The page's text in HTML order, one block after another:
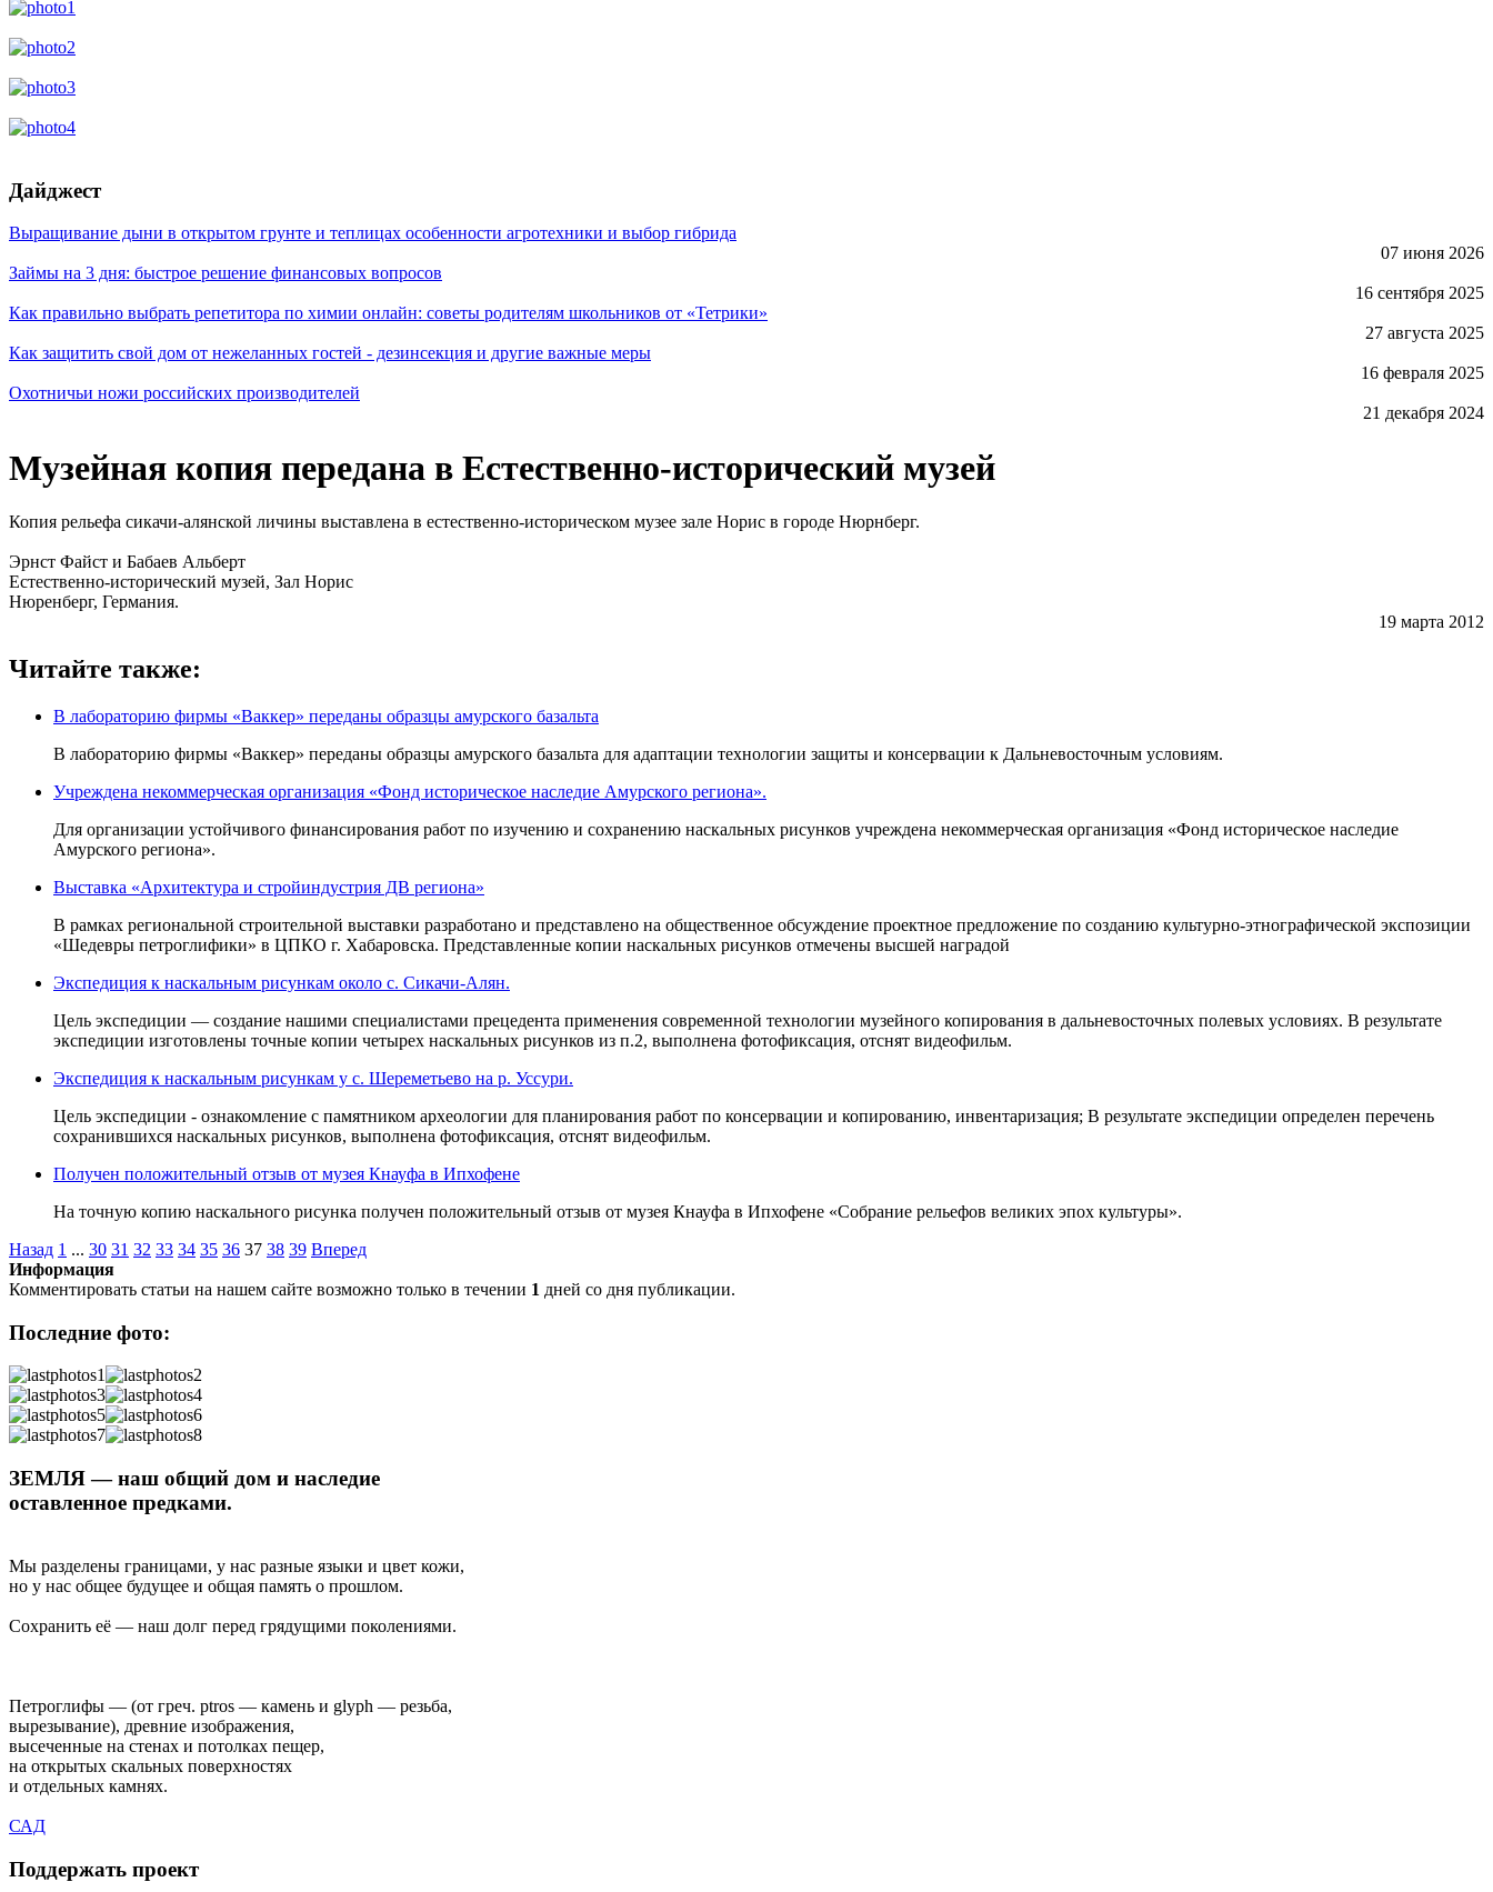
Дайджест
Выращивание дыни в открытом грунте и теплицах особенности агротехники и выбор гибрида
07 июня 2026
Займы на 3 дня: быстрое решение финансовых вопросов
16 сентября 2025
Как правильно выбрать репетитора по химии онлайн: советы родителям школьников от «Тетрики»
27 августа 2025
Как защитить свой дом от нежеланных гостей - дезинсекция и другие важные меры
16 февраля 2025
Охотничьи ножи российских производителей
21 декабря 2024
Музейная копия передана в Естественно-исторический музей
Копия рельефа сикачи-алянской личины выставлена в естественно-историческом музее зале Норис в городе Нюрнберг.
Эрнст Файст и Бабаев Альберт
Естественно-исторический музей, Зал Норис
Нюренберг, Германия.
19 марта 2012
Читайте также:
В лабораторию фирмы «Ваккер» переданы образцы амурского базальта
В лабораторию фирмы «Ваккер» переданы образцы амурского базальта для адаптации технологии защиты и консервации к Дальневосточным условиям.
Учреждена некоммерческая организация «Фонд историческое наследие Амурского региона».
Для организации устойчивого финансирования работ по изучению и сохранению наскальных рисунков учреждена некоммерческая организация «Фонд историческое наследие
Амурского региона».
Выставка «Архитектура и стройиндустрия ДВ региона»
В рамках региональной строительной выставки разработано и представлено на общественное обсуждение проектное предложение по созданию культурно-этнографической экспозиции
«Шедевры петроглифики» в ЦПКО г. Хабаровска. Представленные копии наскальных рисунков отмечены высшей наградой
Экспедиция к наскальным рисункам около с. Сикачи-Алян.
Цель экспедиции — создание нашими специалистами прецедента применения современной технологии музейного копирования в дальневосточных полевых условиях. В результате
экспедиции изготовлены точные копии четырех наскальных рисунков из п.2, выполнена фотофиксация, отснят видеофильм.
Экспедиция к наскальным рисункам у с. Шереметьево на р. Уссури.
Цель экспедиции - ознакомление с памятником археологии для планирования работ по консервации и копированию, инвентаризация; В результате экспедиции определен перечень
сохранившихся наскальных рисунков, выполнена фотофиксация, отснят видеофильм.
Получен положительный отзыв от музея Кнауфа в Ипхофене
На точную копию наскального рисунка получен положительный отзыв от музея Кнауфа в Ипхофене «Собрание рельефов великих эпох культуры».
Назад 1 ... 30 31 32 33 34 35 36 37 38 39 Вперед
Информация
Комментировать статьи на нашем сайте возможно только в течении 1 дней со дня публикации.
Последние фото:
ЗЕМЛЯ — наш общий дом и наследие
оставленное предками.
Мы разделены границами, у нас разные языки и цвет кожи,
но у нас общее будущее и общая память о прошлом.
Сохранить её — наш долг перед грядущими поколениями.
Петроглифы — (от греч. ptros — камень и glyph — резьба,
вырезывание), древние изображения,
высеченные на стенах и потолках пещер,
на открытых скальных поверхностях
и отдельных камнях.
САД
Поддержать проект